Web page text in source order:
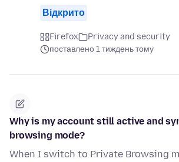
Відкрито
Firefox
Privacy and security
поставлено 1 тиждень тому
Why is my account still active and
browsing mode?
When I switch to Private Browsing